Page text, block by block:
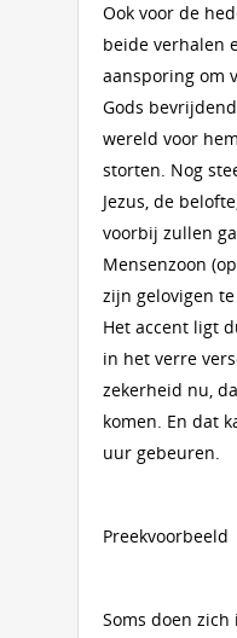
Ook voor de
beide verhalen
aansporing om
Gods
wereld voor
storten. Nog
Jezus, de
voorbij zullen
Mensenzoon
zijn gelovigen
Het accent ligt
in het verre
zekerheid nu,
komen. En dat
uur gebeuren.
Preekvoorbeeld
Soms doen